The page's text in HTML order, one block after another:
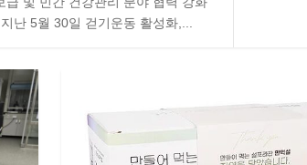
난 5월 30일 걷기운동 활성화,...